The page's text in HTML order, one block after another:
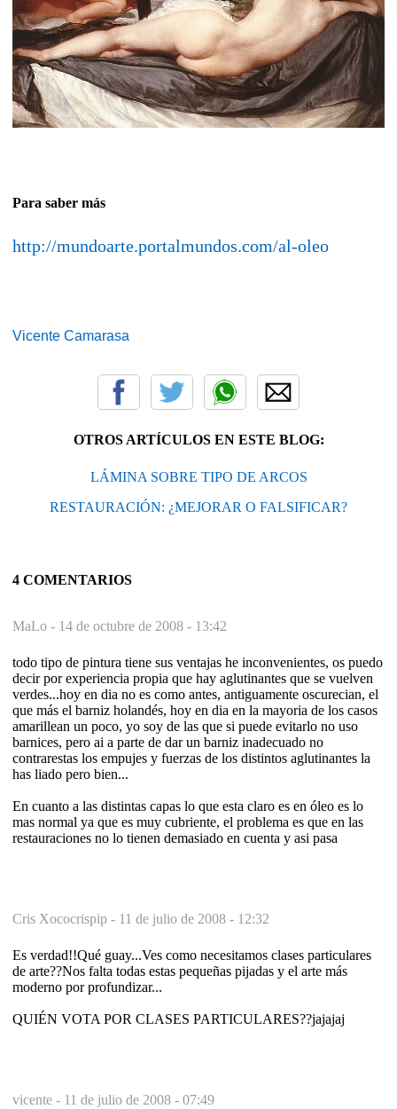
Para saber más
http://mundoarte.portalmundos.com/al-oleo
Vicente Camarasa
OTROS ARTÍCULOS EN ESTE BLOG:
LÁMINA SOBRE TIPO DE ARCOS
RESTAURACIÓN: ¿MEJORAR O FALSIFICAR?
4 COMENTARIOS
MaLo - 14 de octubre de 2008 - 13:42
todo tipo de pintura tiene sus ventajas he inconvenientes, os puedo
decir por experiencia propia que hay aglutinantes que se vuelven
verdes...hoy en dia no es como antes, antiguamente oscurecian, el
que más el barniz holandés, hoy en dia en la mayoria de los casos
amarillean un poco, yo soy de las que si puede evitarlo no uso
barnices, pero ai a parte de dar un barniz inadecuado no
contrarestas los empujes y fuerzas de los distintos aglutinantes la
has liado pero bien...
En cuanto a las distintas capas lo que esta claro es en óleo es lo
mas normal ya que es muy cubriente, el problema es que en las
restauraciones no lo tienen demasiado en cuenta y asi pasa
Cris Xococrispip - 11 de julio de 2008 - 12:32
Es verdad!!Qué guay...Ves como necesitamos clases particulares
de arte??Nos falta todas estas pequeñas pijadas y el arte más
moderno por profundizar...
QUIÉN VOTA POR CLASES PARTICULARES??jajajaj
vicente - 11 de julio de 2008 - 07:49